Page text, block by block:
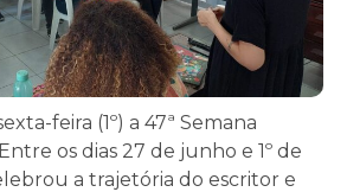
feira (1º) a 47ª Semana
os dias 27 de junho e 1º de
a trajetória do escritor e